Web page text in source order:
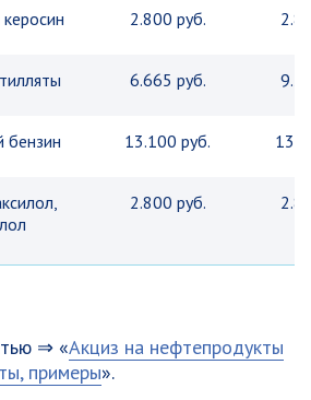
2.800 руб.
6.665 руб.
бензин 13.100 руб.
2.800 руб.
⇒ «Акциз на нефтепродукты
примеры».